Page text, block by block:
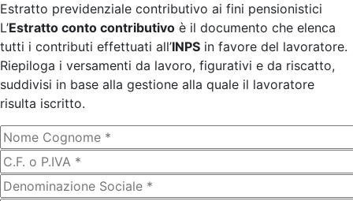
Estratto previdenziale contributivo ai fini pensionistici
L’Estratto conto contributivo è il documento che elenca
tutti i contributi effettuati all’INPS in favore del lavoratore.
Riepiloga i versamenti da lavoro, figurativi e da riscatto,
suddivisi in base alla gestione alla quale il lavoratore
risulta iscritto.